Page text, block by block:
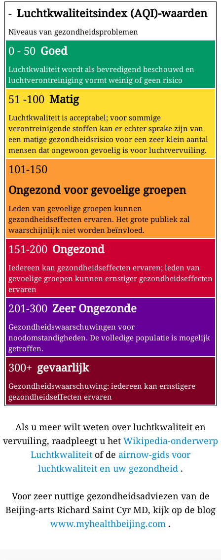
- Luchtkwaliteitsindex (AQI)-waarden
Niveaus van gezondheidsproblemen
0 - 50 Goed
Luchtkwaliteit wordt als bevredigend beschouwd en
luchtverontreiniging vormt weinig of geen risico
51 -100 Matig
Luchtkwaliteit is acceptabel; voor sommige
verontreinigende stoffen kan er echter sprake zijn van
een matige gezondheidsrisico voor een zeer klein aantal
mensen dat ongewoon gevoelig is voor luchtvervuiling.
101-150
Ongezond voor gevoelige groepen
Leden van gevoelige groepen kunnen
gezondheidseffecten ervaren. Het grote publiek zal
waarschijnlijk niet worden beïnvloed.
151-200 Ongezond
Iedereen kan gezondheidseffecten ervaren; leden van
gevoelige groepen kunnen ernstiger gezondheidseffecten
ervaren
201-300 Zeer Ongezonde
Gezondheidswaarschuwingen voor
noodomstandigheden. De volledige populatie is mogelijk
getroffen.
300+ gevaarlijk
Gezondheidswaarschuwing: iedereen kan ernstigere
gezondheidseffecten ervaren
Als u meer wilt weten over luchtkwaliteit en
vervuiling, raadpleegt u het Wikipedia-onderwerp
Luchtkwaliteit of de airnow-gids voor
luchtkwaliteit en uw gezondheid .
Voor zeer nuttige gezondheidsadviezen van de
Beijing-arts Richard Saint Cyr MD, kijk op de blog
www.myhealthbeijing.com .